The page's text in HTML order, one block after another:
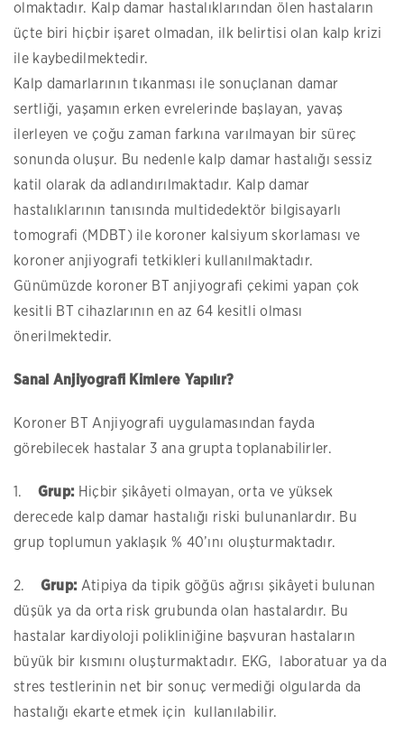
olmaktadır. Kalp damar hastalıklarından ölen hastaların
üçte biri hiçbir işaret olmadan, ilk belirtisi olan kalp krizi
ile kaybedilmektedir.
Kalp damarlarının tıkanması ile sonuçlanan damar
sertliği, yaşamın erken evrelerinde başlayan, yavaş
ilerleyen ve çoğu zaman farkına varılmayan bir süreç
sonunda oluşur. Bu nedenle kalp damar hastalığı sessiz
katil olarak da adlandırılmaktadır. Kalp damar
hastalıklarının tanısında multidedektör bilgisayarlı
tomografi (MDBT) ile koroner kalsiyum skorlaması ve
koroner anjiyografi tetkikleri kullanılmaktadır.
Günümüzde koroner BT anjiyografi çekimi yapan çok
kesitli BT cihazlarının en az 64 kesitli olması
önerilmektedir.
Sanal Anjiyografi Kimlere Yapılır?
Koroner BT Anjiyografi uygulamasından fayda
görebilecek hastalar 3 ana grupta toplanabilirler.
1. Grup: Hiçbir şikâyeti olmayan, orta ve yüksek
derecede kalp damar hastalığı riski bulunanlardır. Bu
grup toplumun yaklaşık % 40’ını oluşturmaktadır.
2. Grup: Atipiya da tipik göğüs ağrısı şikâyeti bulunan
düşük ya da orta risk grubunda olan hastalardır. Bu
hastalar kardiyoloji polikliniğine başvuran hastaların
büyük bir kısmını oluşturmaktadır. EKG, laboratuar ya da
stres testlerinin net bir sonuç vermediği olgularda da
hastalığı ekarte etmek için kullanılabilir.